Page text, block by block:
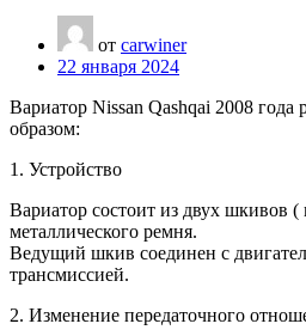
от carwiner
22 января 2024
Вариатор Nissan Qashqai 2008 года
образом:
1. Устройство
Вариатор состоит из двух шкивов
металлического ремня.
Ведущий шкив соединен с
трансмиссией.
2. Изменение передаточного